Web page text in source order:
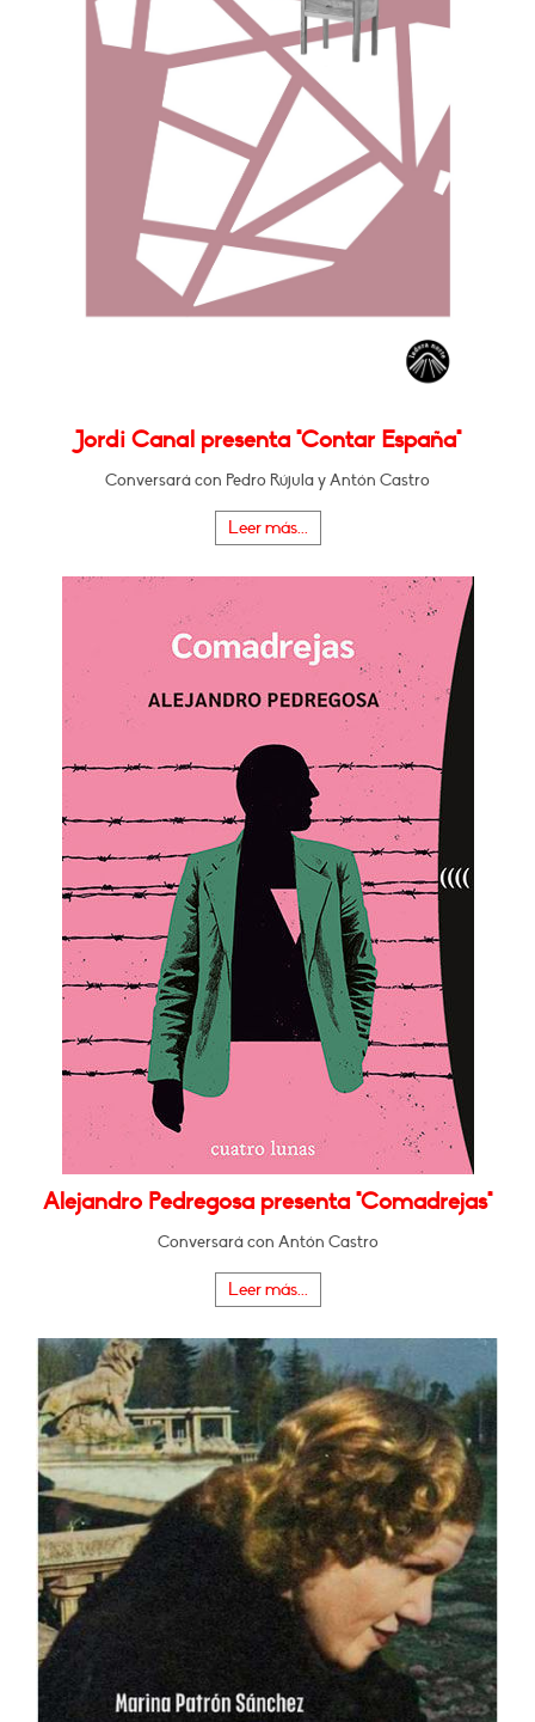
Jordi Canal presenta "Contar España"
Conversará con Pedro Rújula y Antón Castro
Leer más...
Alejandro Pedregosa presenta "Comadrejas"
Conversará con Antón Castro
Leer más...